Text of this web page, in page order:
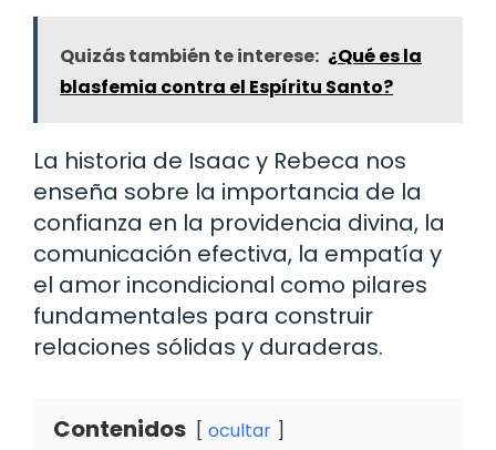
Quizás también te interese: ¿Qué es la
blasfemia contra el Espíritu Santo?
La historia de Isaac y Rebeca nos
enseña sobre la importancia de la
confianza en la providencia divina, la
comunicación efectiva, la empatía y
el amor incondicional como pilares
fundamentales para construir
relaciones sólidas y duraderas.
Contenidos ocultar